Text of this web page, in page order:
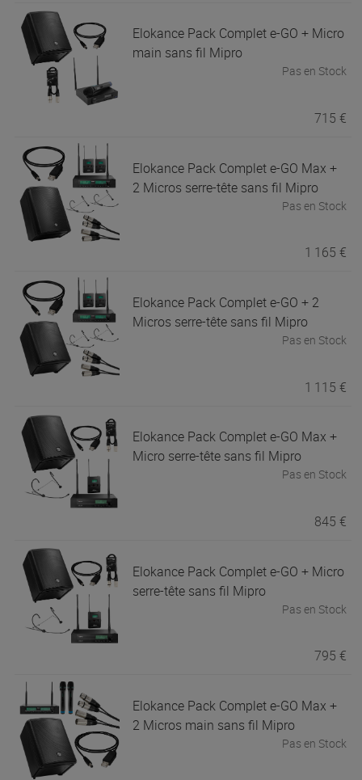
Elokance Pack Complet e-GO + Micro
main sans fil Mipro
Pas en Stock
715 €
Elokance Pack Complet e-GO Max +
2 Micros serre-tête sans fil Mipro
Pas en Stock
1 165 €
Elokance Pack Complet e-GO + 2
Micros serre-tête sans fil Mipro
Pas en Stock
1 115 €
Elokance Pack Complet e-GO Max +
Micro serre-tête sans fil Mipro
Pas en Stock
845 €
Elokance Pack Complet e-GO + Micro
serre-tête sans fil Mipro
Pas en Stock
795 €
Elokance Pack Complet e-GO Max +
2 Micros main sans fil Mipro
Pas en Stock